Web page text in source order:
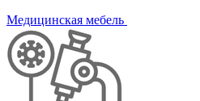
Медицинская мебель